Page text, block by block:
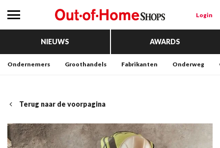
Login
NIEUWS AWARDS
Ondernemers Groothandels Fabrikanten Onderweg
Terug naar de voorpagina